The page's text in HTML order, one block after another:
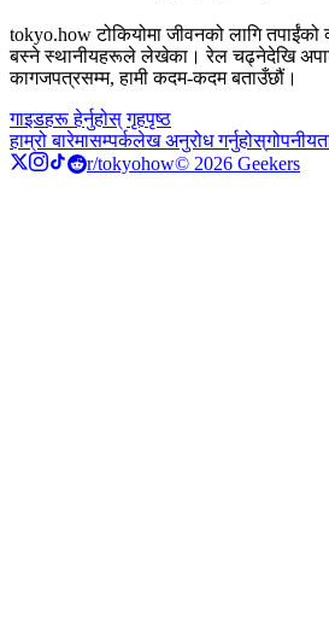
tokyo.how टोकियोमा जीवनको लागि तपाईंको
बस्ने स्थानीयहरूले लेखेका। रेल चढ्नेदेखि
कागजपत्रसम्म, हामी कदम-कदम बताउँछौं।
गाइडहरू हेर्नुहोस् गृहपृष्ठ
हाम्रो बारेमासम्पर्कलेख अनुरोध गर्नुहोस्
r/tokyohow© 2026 Geekers